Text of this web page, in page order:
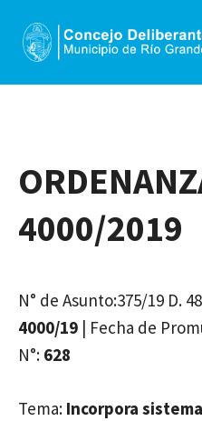
contenido
4000/2019
N° de Asunto:375/19 D.
4000/19 | Fecha de
N°: 628
Tema: Incorpora